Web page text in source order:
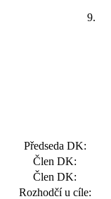
9.
Předseda DK:
Člen DK:
Člen DK:
Rozhodčí u cíle: